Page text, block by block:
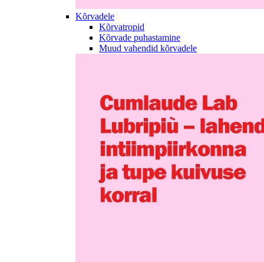
Kõrvadele
Kõrvatropid
Kõrvade puhastamine
Muud vahendid kõrvadele